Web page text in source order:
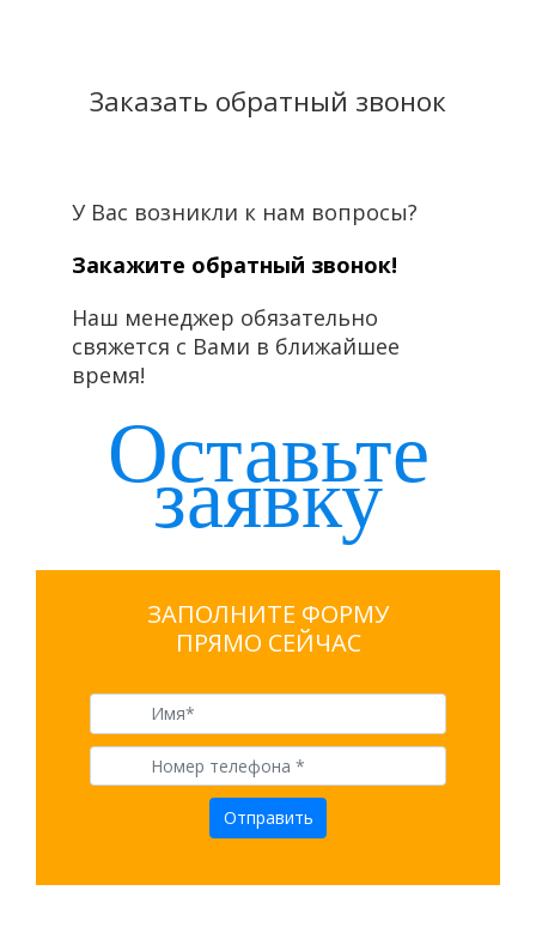
Заказать обратный звонок
У Вас возникли к нам вопросы?
Закажите обратный звонок!
Наш менеджер обязательно
свяжется с Вами в ближайшее
время!
Оставьте
заявку
ЗАПОЛНИТЕ ФОРМУ
ПРЯМО СЕЙЧАС
Отправить